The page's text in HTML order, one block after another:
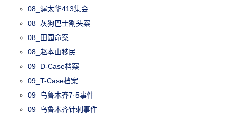
08_渥太华413集会
08_灰狗巴士割头案
08_田园命案
08_赵本山移民
09_D-Case档案
09_T-Case档案
09_乌鲁木齐7·5事件
09_乌鲁木齐针刺事件